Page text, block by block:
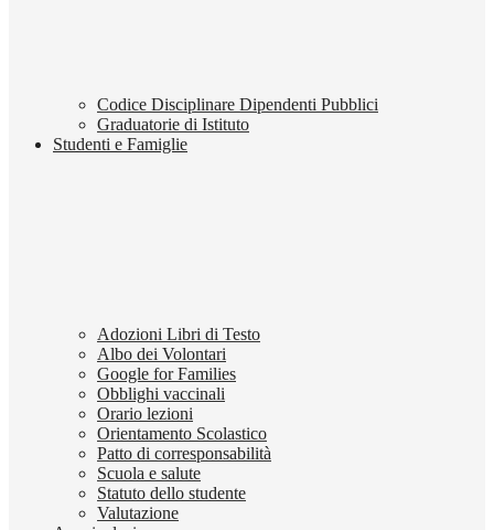
Codice Disciplinare Dipendenti Pubblici
Graduatorie di Istituto
Studenti e Famiglie
Adozioni Libri di Testo
Albo dei Volontari
Google for Families
Obblighi vaccinali
Orario lezioni
Orientamento Scolastico
Patto di corresponsabilità
Scuola e salute
Statuto dello studente
Valutazione